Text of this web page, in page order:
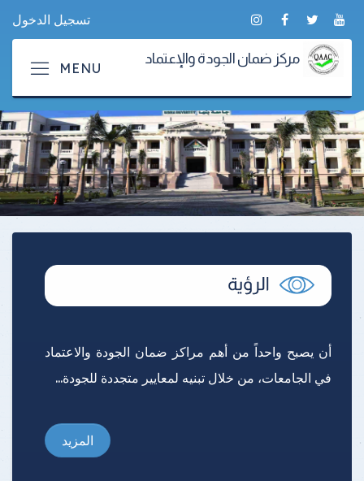
تسجيل الدخول
مركز ضمان الجودة والإعتماد
أن يصبح واحداً من أهم مراكز ضمان الجودة والاعتماد
في الجامعات، من خلال تبنيه لمعايير متجددة للجودة...
المزيد